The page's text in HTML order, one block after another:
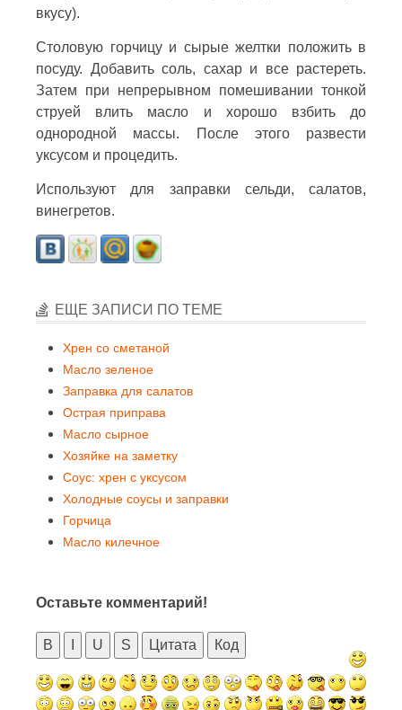
вкусу).
Столовую горчицу и сырые желтки положить в
посуду. Добавить соль, сахар и все растереть.
Затем при непрерывном помешивании тонкой
струей влить масло и хорошо взбить до
однородной массы. После этого развести
уксусом и процедить.
Используют для заправки сельди, салатов,
винегретов.
ЕЩЕ ЗАПИСИ ПО ТЕМЕ
Хрен со сметаной
Масло зеленое
Заправка для салатов
Острая приправа
Масло сырное
Хозяйке на заметку
Соус: хрен с уксусом
Холодные соусы и заправки
Горчица
Масло килечное
Оставьте комментарий!
B U S Цитата Код